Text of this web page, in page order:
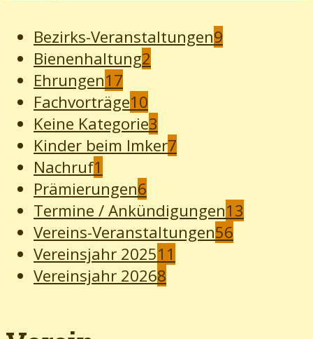
Bezirks-Veranstaltungen9
Bienenhaltung2
Ehrungen17
Fachvorträge10
Keine Kategorie3
Kinder beim Imker7
Nachruf1
Prämierungen6
Termine / Ankündigungen13
Vereins-Veranstaltungen56
Vereinsjahr 202511
Vereinsjahr 20268